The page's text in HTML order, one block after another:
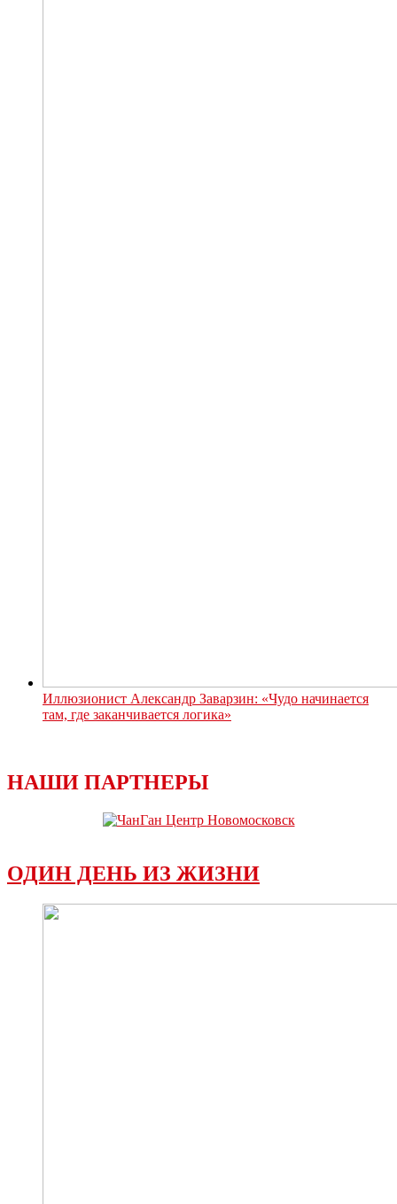
Иллюзионист Александр Заварзин: «Чудо начинается
там, где заканчивается логика»
НАШИ ПАРТНЕРЫ
ОДИН ДЕНЬ ИЗ ЖИЗНИ